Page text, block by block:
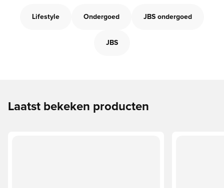
Lifestyle Ondergoed JBS ondergoed
JBS
Laatst bekeken producten